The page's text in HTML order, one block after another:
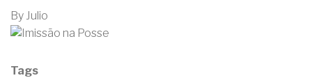
By Julio
Tags